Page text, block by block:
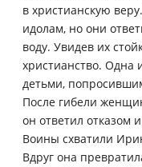
в христианскую
идолам, но они
воду. Увидев их
христианство. Одна
детьми,
После гибели
он ответил отказом
Воины схватили
Вдруг она